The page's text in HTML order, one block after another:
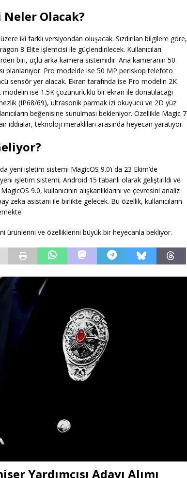
Olacak?
iki farklı versiyondan oluşacak. Sızdırılan bilgilere göre,
8 Elite işlemcisi ile güçlendirilecek. Kullanıcıları
biri, üçlü arka kamera sistemidir. Ana kameranın 50
planlanıyor. Pro modelde ise 50 MP periskop telefoto
sensör yer alacak. Ekran tarafında ise Pro modelin 2K
ise 1.5K çözünürlüklü bir ekran ile donatılacağı
(IP68/69), ultrasonik parmak izi okuyucu ve 2D yüz
beğenisine sunulması bekleniyor. Özellikle Magic 7
iddialar, teknoloji meraklıları arasında heyecan yaratıyor.
yeni işletim sistemi MagicOS 9.0’ı da 23 Ekim’de
işletim sistemi, Android 15 tabanlı olarak geliştirildi ve
9.0, kullanıcının alışkanlıklarını ve çevresini analiz
asistanı ile birlikte gelecek. Bu özellik, kullanıcıların
ürünlerini ve özelliklerini büyük bir heyecanla bekliyor.
Yardımcısı Adayı Alımı